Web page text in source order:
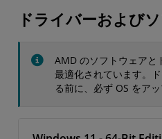
ドライバーおよび
AMD のソフトウェアと
最適化されています。
る前に、必ず OS をア